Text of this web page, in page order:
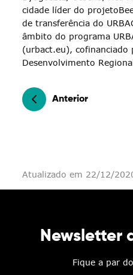
cidade líder do
de transferência do
âmbito do programa
(urbact.eu), cofinanciado
Desenvolvimento
Anterior
Atualizado em 22/12/
Newsletter
Fique a par